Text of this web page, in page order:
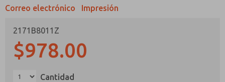
Correo electrónico Impresión
2171B8011Z
$978.00
Cantidad
¿Método de Contacto Preferido?